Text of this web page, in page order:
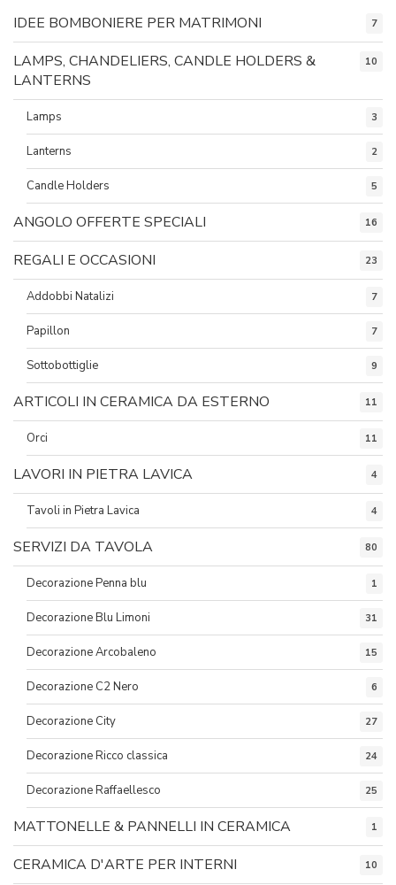
IDEE BOMBONIERE PER MATRIMONI 7
LAMPS, CHANDELIERS, CANDLE HOLDERS &
LANTERNS
10
Lamps 3
Lanterns 2
Candle Holders 5
ANGOLO OFFERTE SPECIALI 16
REGALI E OCCASIONI 23
Addobbi Natalizi 7
Papillon 7
Sottobottiglie 9
ARTICOLI IN CERAMICA DA ESTERNO 11
Orci 11
LAVORI IN PIETRA LAVICA 4
Tavoli in Pietra Lavica 4
SERVIZI DA TAVOLA 80
Decorazione Penna blu 1
Decorazione Blu Limoni 31
Decorazione Arcobaleno 15
Decorazione C2 Nero 6
Decorazione City 27
Decorazione Ricco classica 24
Decorazione Raffaellesco 25
MATTONELLE & PANNELLI IN CERAMICA 1
CERAMICA D'ARTE PER INTERNI 10